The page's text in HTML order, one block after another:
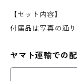
【セット内容】
付属品は写真の通り
ヤマト運輸での